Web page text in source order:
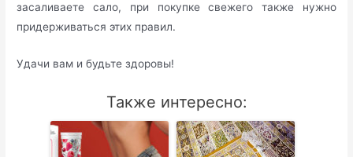
засаливаете сало, при покупке свежего также нужно
придерживаться этих правил.
Удачи вам и будьте здоровы!
Также интересно: